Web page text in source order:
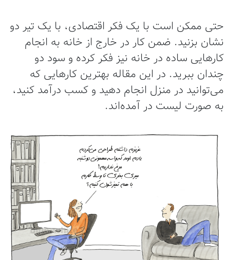
ممکن است با یک فکر اقتصادی، با یک تیر دو
بزنید. ضمن کار در خارج از خانه به انجام
ساده در خانه نیز فکر کرده و سود دو
ببرید. در این مقاله بهترین کارهایی که
در منزل انجام دهید و کسب درآمد کنید،
صورت لیست در آمده‌اند.